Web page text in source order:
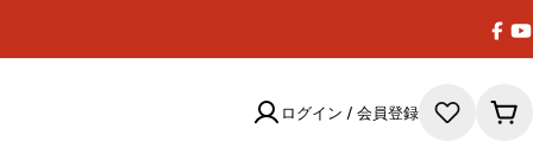
ログイン / 会員登録
カ